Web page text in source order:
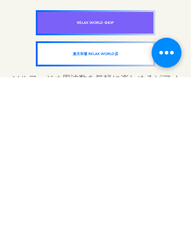
RELAX WORLD SHOP
楽天市場 RELAX WORLD店
ソルフェジオ周波数を気軽に楽しめるピアノ